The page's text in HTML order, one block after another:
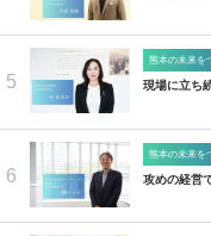
5
熊本の未来を
現場に立ち
6
熊本の未来を
攻めの経営